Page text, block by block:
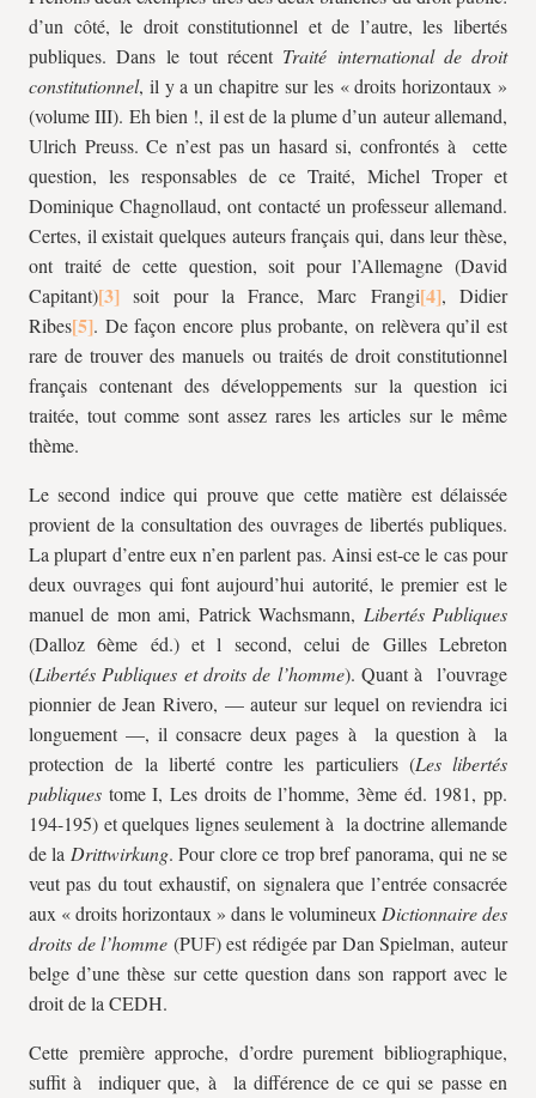
d’un côté, le droit constitutionnel et de l’autre, les libertés
publiques. Dans le tout récent Traité international de droit
constitutionnel, il y a un chapitre sur les « droits horizontaux »
(volume III). Eh bien !, il est de la plume d’un auteur allemand,
Ulrich Preuss. Ce n’est pas un hasard si, confrontés à cette
question, les responsables de ce Traité, Michel Troper et
Dominique Chagnollaud, ont contacté un professeur allemand.
Certes, il existait quelques auteurs français qui, dans leur thèse,
ont traité de cette question, soit pour l’Allemagne (David
Capitant)
soit pour la France, Marc Frangi
, Didier
Ribes
. De façon encore plus probante, on relèvera qu’il est
rare de trouver des manuels ou traités de droit constitutionnel
français contenant des développements sur la question ici
traitée, tout comme sont assez rares les articles sur le même
thème.
Le second indice qui prouve que cette matière est délaissée
provient de la consultation des ouvrages de libertés publiques.
La plupart d’entre eux n’en parlent pas. Ainsi est-ce le cas pour
deux ouvrages qui font aujourd’hui autorité, le premier est le
manuel de mon ami, Patrick Wachsmann, Libertés Publiques
(Dalloz 6ème éd.) et l second, celui de Gilles Lebreton
(Libertés Publiques et droits de l’homme). Quant à l’ouvrage
pionnier de Jean Rivero, — auteur sur lequel on reviendra ici
longuement —, il consacre deux pages à la question à la
protection de la liberté contre les particuliers (Les libertés
publiques tome I, Les droits de l’homme, 3ème éd. 1981, pp.
194-195) et quelques lignes seulement à la doctrine allemande
de la Drittwirkung. Pour clore ce trop bref panorama, qui ne se
veut pas du tout exhaustif, on signalera que l’entrée consacrée
aux « droits horizontaux » dans le volumineux Dictionnaire des
droits de l’homme (PUF) est rédigée par Dan Spielman, auteur
belge d’une thèse sur cette question dans son rapport avec le
droit de la CEDH.
Cette première approche, d’ordre purement bibliographique,
suffit à indiquer que, à la différence de ce qui se passe en